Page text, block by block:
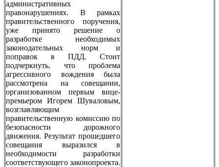
административных
правонарушениях. В рамках
правительственного поручения,
уже принято решение о
разработке необходимых
законодательных норм и
поправок в ПДД. Стоит
подчеркнуть, что проблема
агрессивного вождения была
рассмотрена на совещании,
организованном первым вице-
премьером Игорем Шуваловым,
возглавляющим
правительственную комиссию по
безопасности дорожного
движения. Результат прошедшего
совещания выразился в
необходимости разработки
соответствующего законопроекта.